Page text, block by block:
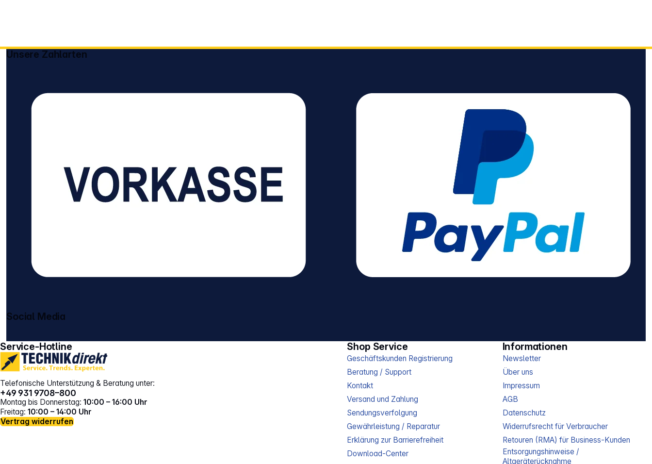
Service-Hotline
Telefonische Unterstützung & Beratung unter:
+49 931 9708–800
Montag bis Donnerstag: 10:00 – 16:00 Uhr
Freitag: 10:00 – 14:00 Uhr
Vertrag widerrufen
Shop Service
Geschäftskunden Registrierung
Beratung / Support
Kontakt
Versand und Zahlung
Sendungsverfolgung
Gewährleistung / Reparatur
Erklärung zur Barrierefreiheit
Download-Center
Informationen
Newsletter
Über uns
Impressum
AGB
Datenschutz
Widerrufsrecht für Verbraucher
Retouren (RMA) für Business-Kunden
Entsorgungshinweise /
Altgeräterücknahme
Unsere Zahlarten
Social Media